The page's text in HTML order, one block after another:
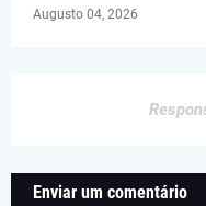
Augusto 04, 2026
Enviar um comentário